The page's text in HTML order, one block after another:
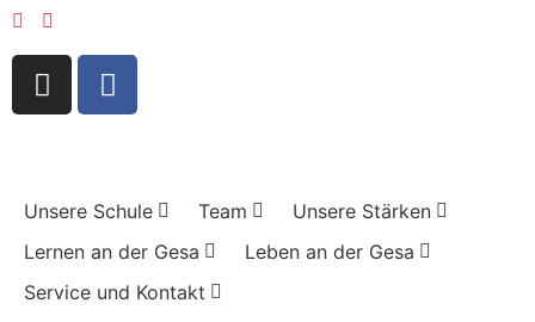
Unsere Schule Team
Unsere Stärken
Lernen an der Gesa
Leben an der Gesa
Service und Kontakt